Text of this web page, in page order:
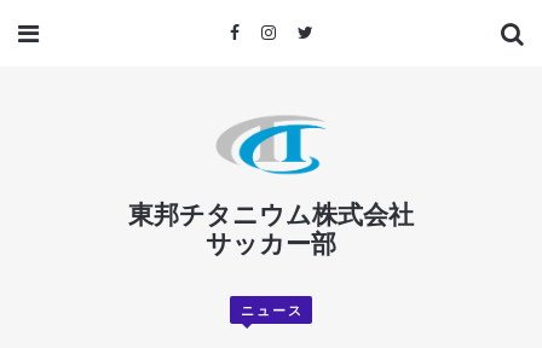
東邦チタニウム株式会社
サッカー部
ニュース